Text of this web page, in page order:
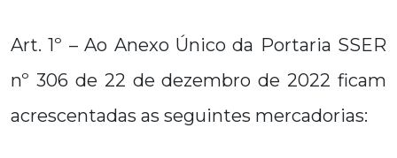
Art. 1º – Ao Anexo Único da Portaria SSER
nº 306 de 22 de dezembro de 2022 ficam
acrescentadas as seguintes mercadorias: